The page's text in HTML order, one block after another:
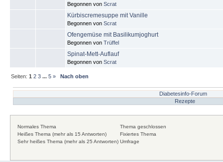
Begonnen von Scrat
Kürbiscremesuppe mit Vanille
Begonnen von Scrat
Ofengemüse mit Basilikumjoghurt
Begonnen von Trüffel
Spinat-Mett-Auflauf
Begonnen von Scrat
Seiten:1 2 3 ...5 » Nach oben
Diabetesinfo-Forum
Rezepte
Normales Thema
Heißes Thema (mehr als 15 Antworten)
Sehr heißes Thema (mehr als 25 Antworten)
Thema geschlossen
Fixiertes Thema
Umfrage